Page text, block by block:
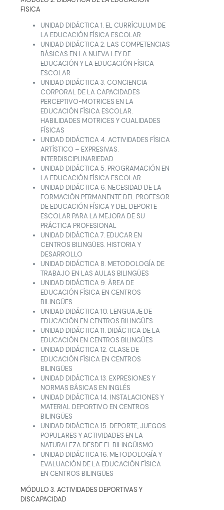
FISICA
UNIDAD DIDÁCTICA 1. EL CURRÍCULUM DE
LA EDUCACIÓN FÍSICA ESCOLAR
UNIDAD DIDÁCTICA 2. LAS COMPETENCIAS
BÁSICAS EN LA NUEVA LEY DE
EDUCACIÓN Y LA EDUCACIÓN FÍSICA
ESCOLAR
UNIDAD DIDÁCTICA 3. CONCIENCIA
CORPORAL DE LA CAPACIDADES
PERCEPTIVO-MOTRICES EN LA
EDUCACIÓN FÍSICA ESCOLAR.
HABILIDADES MOTRICES Y CUALIDADES
FÍSICAS
UNIDAD DIDÁCTICA 4. ACTIVIDADES FÍSICA
ARTÍSTICO – EXPRESIVAS.
INTERDISCIPLINARIEDAD
UNIDAD DIDÁCTICA 5. PROGRAMACIÓN EN
LA EDUCACIÓN FÍSICA ESCOLAR
UNIDAD DIDÁCTICA 6. NECESIDAD DE LA
FORMACIÓN PERMANENTE DEL PROFESOR
DE EDUCACIÓN FÍSICA Y DEL DEPORTE
ESCOLAR PARA LA MEJORA DE SU
PRÁCTICA PROFESIONAL
UNIDAD DIDÁCTICA 7. EDUCAR EN
CENTROS BILINGÜES. HISTORIA Y
DESARROLLO
UNIDAD DIDÁCTICA 8. METODOLOGÍA DE
TRABAJO EN LAS AULAS BILINGÜES
UNIDAD DIDÁCTICA 9. ÁREA DE
EDUCACIÓN FÍSICA EN CENTROS
BILINGÜES
UNIDAD DIDÁCTICA 10. LENGUAJE DE
EDUCACIÓN EN CENTROS BILINGÜES
UNIDAD DIDÁCTICA 11. DIDÁCTICA DE LA
EDUCACIÓN EN CENTROS BILINGÜES
UNIDAD DIDÁCTICA 12. CLASE DE
EDUCACIÓN FÍSICA EN CENTROS
BILINGÜES
UNIDAD DIDÁCTICA 13. EXPRESIONES Y
NORMAS BÁSICAS EN INGLÉS
UNIDAD DIDÁCTICA 14. INSTALACIONES Y
MATERIAL DEPORTIVO EN CENTROS
BILINGÜES
UNIDAD DIDÁCTICA 15. DEPORTE, JUEGOS
POPULARES Y ACTIVIDADES EN LA
NATURALEZA DESDE EL BILINGÜISMO
UNIDAD DIDÁCTICA 16. METODOLOGÍA Y
EVALUACIÓN DE LA EDUCACIÓN FÍSICA
EN CENTROS BILINGÜES
MÓDULO 3. ACTIVIDADES DEPORTIVAS Y
DISCAPACIDAD